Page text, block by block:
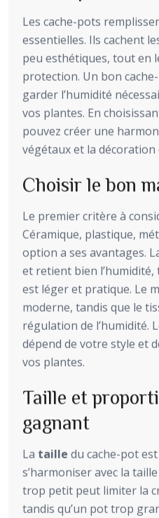
Les cache-pots
essentielles. Ils cachent
peu esthétiques, tout en
protection. Un bon
garder l’humidité
vos plantes. En
pouvez créer une
végétaux et la décoration
Choisir le bon
Le premier critère à
Céramique, plastique,
option a ses avantages.
et retient bien
est léger et pratique. Le
moderne, tandis que le
régulation de l’humidité.
dépend de votre style et
vos plantes.
Taille et
gagnant
La taille du cache-pot
s’harmoniser avec la
trop petit peut limiter la
tandis qu’un pot trop